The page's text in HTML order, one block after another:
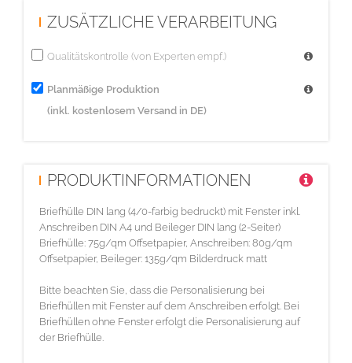
der Deutschen Post abgerechnet.
ohne Gewähr.
Es kann nach Posteinlieferung zu einer Gutschrift oder
Nachberechnung der Portokosten kommen.
(Automationsfähigkeit) sind zu beachten. Bei Nichtbeachtung kann
der Zuschlag der Deutschen Post für die fehlende
Automationsfähigkeit nacherhoben werden.
- Bitte beachten Sie die Dialogpostvorgaben der deutschen Post.
werblichen Inhalten zu. Bei Nichtbeachtung kann ein Zuschlag
der Deutschen Post (Briefpost) nacherhoben werden.
ZUSÄTZLICHE VERARBEITUNG
Qualitätskontrolle (von Experten empf.)
Planmäßige Produktion
(inkl. kostenlosem Versand in DE)
PRODUKTINFORMATIONEN
Briefhülle DIN lang (4/0-farbig bedruckt) mit Fenster inkl.
Anschreiben DIN A4 und Beileger DIN lang (2-Seiter)
Briefhülle: 75g/qm Offsetpapier, Anschreiben: 80g/qm
Offsetpapier, Beileger: 135g/qm Bilderdruck matt
Bitte beachten Sie, dass die Personalisierung bei
Briefhüllen mit Fenster auf dem Anschreiben erfolgt. Bei
Briefhüllen ohne Fenster erfolgt die Personalisierung auf
der Briefhülle.